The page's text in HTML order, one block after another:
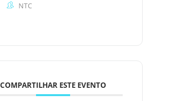
NTC
COMPARTILHAR ESTE EVENTO